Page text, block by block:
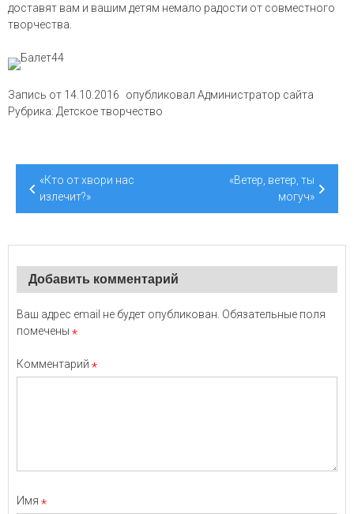
доставят вам и вашим детям немало радости от совместного
творчества.
Запись от 14.10.2016 опубликовал Администратор сайта
Рубрика: Детское творчество
Навигация
«Кто от хвори нас
излечит?»
«Ветер, ветер, ты
могуч»
Добавить комментарий
Ваш адрес email не будет опубликован. Обязательные поля
помечены *
Комментарий *
Имя *